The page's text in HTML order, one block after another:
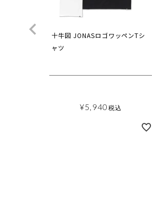
十牛図 JONASロゴワッペンTシ
ャツ
¥5,940 税込